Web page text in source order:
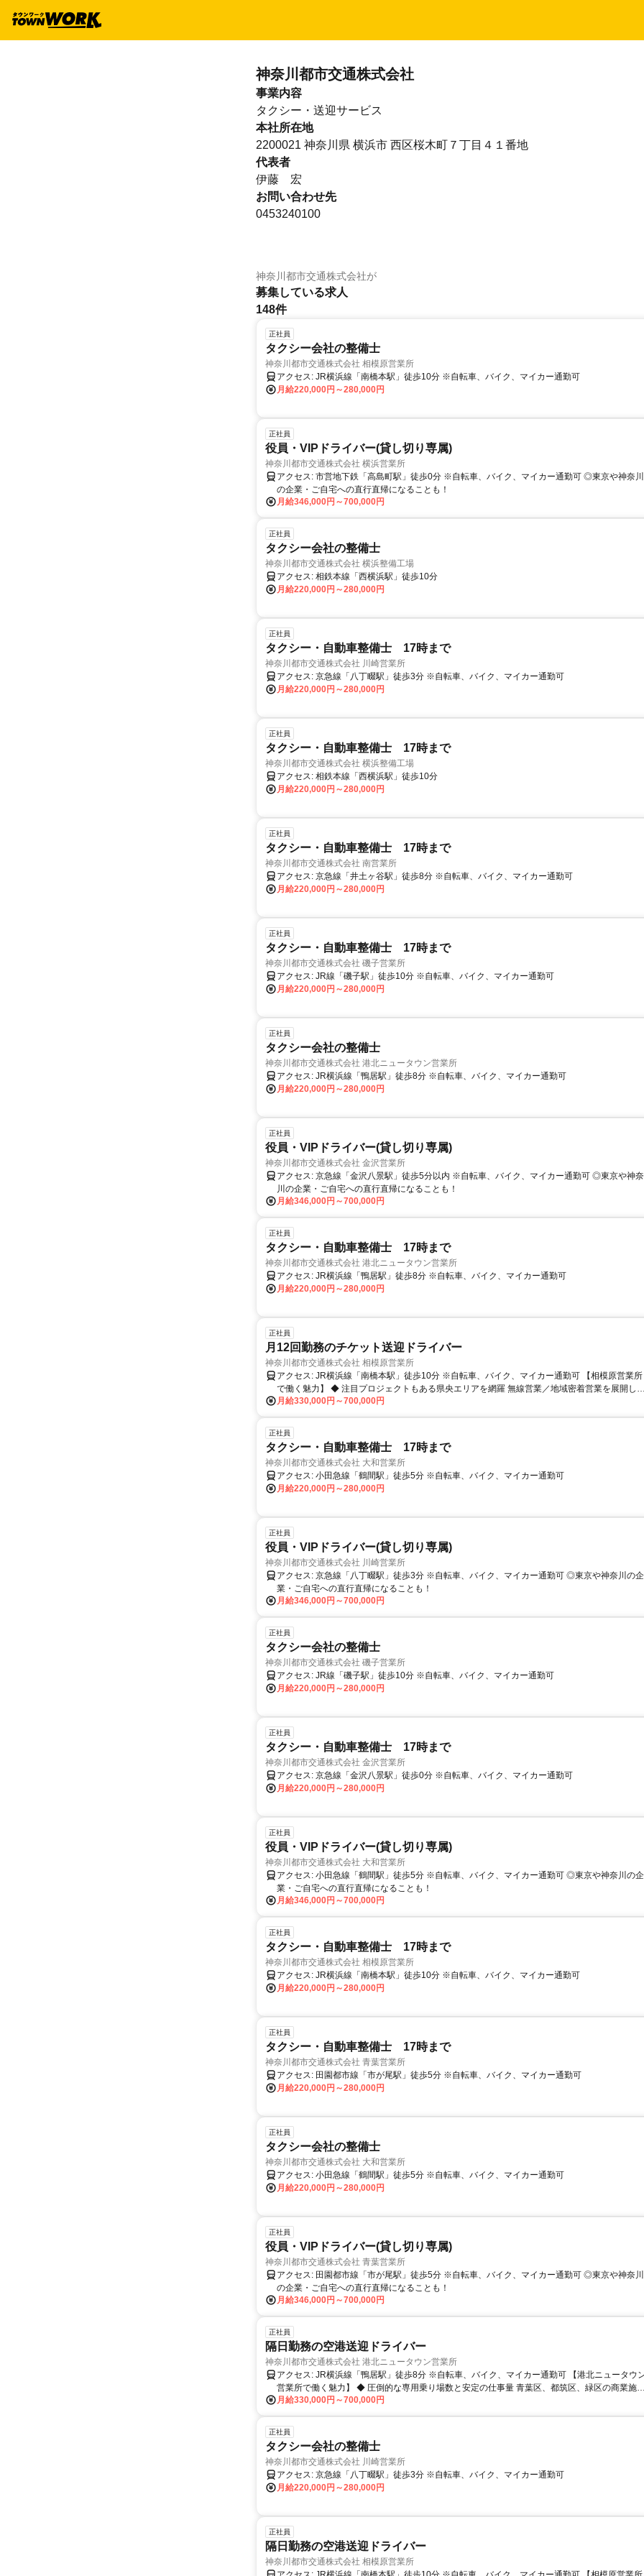
神奈川都市交通株式会社
事業内容
タクシー・送迎サービス
本社所在地
2200021 神奈川県 横浜市 西区桜木町７丁目４１番地
代表者
伊藤 宏
お問い合わせ先
0453240100
神奈川都市交通株式会社が
募集している求人
148件
正社員
タクシー会社の整備士
神奈川都市交通株式会社 相模原営業所
月給220,000円～280,000円
アクセス: JR横浜線「南橋本駅」徒歩10分 ※自転車、バイク、マイカー通勤可
正社員
役員・VIPドライバー(貸し切り専属)
神奈川都市交通株式会社 横浜営業所
月給346,000円～700,000円
アクセス: 市営地下鉄「高島町駅」徒歩0分 ※自転車、バイク、マイカー通勤可 ◎東京や神奈川
の企業・ご自宅への直行直帰になることも！
正社員
タクシー会社の整備士
神奈川都市交通株式会社 横浜整備工場
月給220,000円～280,000円
アクセス: 相鉄本線「西横浜駅」徒歩10分
正社員
タクシー・自動車整備士 17時まで
神奈川都市交通株式会社 川崎営業所
月給220,000円～280,000円
アクセス: 京急線「八丁畷駅」徒歩3分 ※自転車、バイク、マイカー通勤可
正社員
タクシー・自動車整備士 17時まで
神奈川都市交通株式会社 横浜整備工場
月給220,000円～280,000円
アクセス: 相鉄本線「西横浜駅」徒歩10分
正社員
タクシー・自動車整備士 17時まで
神奈川都市交通株式会社 南営業所
月給220,000円～280,000円
アクセス: 京急線「井土ヶ谷駅」徒歩8分 ※自転車、バイク、マイカー通勤可
正社員
タクシー・自動車整備士 17時まで
神奈川都市交通株式会社 磯子営業所
月給220,000円～280,000円
アクセス: JR線「磯子駅」徒歩10分 ※自転車、バイク、マイカー通勤可
正社員
タクシー会社の整備士
神奈川都市交通株式会社 港北ニュータウン営業所
月給220,000円～280,000円
アクセス: JR横浜線「鴨居駅」徒歩8分 ※自転車、バイク、マイカー通勤可
正社員
役員・VIPドライバー(貸し切り専属)
神奈川都市交通株式会社 金沢営業所
月給346,000円～700,000円
アクセス: 京急線「金沢八景駅」徒歩5分以内 ※自転車、バイク、マイカー通勤可 ◎東京や神奈
川の企業・ご自宅への直行直帰になることも！
正社員
タクシー・自動車整備士 17時まで
神奈川都市交通株式会社 港北ニュータウン営業所
月給220,000円～280,000円
アクセス: JR横浜線「鴨居駅」徒歩8分 ※自転車、バイク、マイカー通勤可
正社員
月12回勤務のチケット送迎ドライバー
神奈川都市交通株式会社 相模原営業所
月給330,000円～700,000円
アクセス: JR横浜線「南橋本駅」徒歩10分 ※自転車、バイク、マイカー通勤可 【相模原営業所
で働く魅力】 ◆ 注目プロジェクトもある県央エリアを網羅 無線営業／地域密着営業を展開して
おり、 JR橋本駅、相模原駅、南橋本駅など 県央をメインエリアとして担当します。 駅周辺に
大学が多く、学生の利用も多数！ また、大手企業様に当社の専属乗り場を 数箇所設置していま
す。 リニア関係のお仕事も多数あり、将来性も見込めています。 ◆ 異業種スタートの仲間が活
躍中 現在活躍中の乗務員の前職は、 飲食店スタッフ、工場の製造スタッフ、 葬儀関係など、
業種からの転職者がほとんどです！ 「歩合制でしっかり稼ぎたい」 「子育てと両立したい」な
ど、 それぞれに合った働き方に惹かれて 入社したメンバーが多数活躍しています。 ◆ 多彩なキ
ャリアパス実例 一人ひとりのビジョンに合わせ、将来の選択肢も豊富！ ・プロの乗務員として
現場で長く活躍する道 ・教育担当として後輩の育成に携わる道 ・事務管理職へとジョブチェン
す。
正社員
タクシー・自動車整備士 17時まで
神奈川都市交通株式会社 大和営業所
月給220,000円～280,000円
アクセス: 小田急線「鶴間駅」徒歩5分 ※自転車、バイク、マイカー通勤可
正社員
役員・VIPドライバー(貸し切り専属)
神奈川都市交通株式会社 川崎営業所
月給346,000円～700,000円
アクセス: 京急線「八丁畷駅」徒歩3分 ※自転車、バイク、マイカー通勤可 ◎東京や神奈川の企
業・ご自宅への直行直帰になることも！
正社員
タクシー会社の整備士
神奈川都市交通株式会社 磯子営業所
月給220,000円～280,000円
アクセス: JR線「磯子駅」徒歩10分 ※自転車、バイク、マイカー通勤可
正社員
タクシー・自動車整備士 17時まで
神奈川都市交通株式会社 金沢営業所
月給220,000円～280,000円
アクセス: 京急線「金沢八景駅」徒歩0分 ※自転車、バイク、マイカー通勤可
正社員
役員・VIPドライバー(貸し切り専属)
神奈川都市交通株式会社 大和営業所
月給346,000円～700,000円
アクセス: 小田急線「鶴間駅」徒歩5分 ※自転車、バイク、マイカー通勤可 ◎東京や神奈川の企
業・ご自宅への直行直帰になることも！
正社員
タクシー・自動車整備士 17時まで
神奈川都市交通株式会社 相模原営業所
月給220,000円～280,000円
アクセス: JR横浜線「南橋本駅」徒歩10分 ※自転車、バイク、マイカー通勤可
正社員
タクシー・自動車整備士 17時まで
神奈川都市交通株式会社 青葉営業所
月給220,000円～280,000円
アクセス: 田園都市線「市が尾駅」徒歩5分 ※自転車、バイク、マイカー通勤可
正社員
タクシー会社の整備士
神奈川都市交通株式会社 大和営業所
月給220,000円～280,000円
アクセス: 小田急線「鶴間駅」徒歩5分 ※自転車、バイク、マイカー通勤可
正社員
役員・VIPドライバー(貸し切り専属)
神奈川都市交通株式会社 青葉営業所
月給346,000円～700,000円
アクセス: 田園都市線「市が尾駅」徒歩5分 ※自転車、バイク、マイカー通勤可 ◎東京や神奈川
の企業・ご自宅への直行直帰になることも！
正社員
隔日勤務の空港送迎ドライバー
神奈川都市交通株式会社 港北ニュータウン営業所
月給330,000円～700,000円
アクセス: JR横浜線「鴨居駅」徒歩8分 ※自転車、バイク、マイカー通勤可 【港北ニュータウン
営業所で働く魅力】 ◆ 圧倒的な専用乗り場数と安定の仕事量 青葉区、都筑区、緑区の商業施
設、総合病院、 企業内に、専用乗り場充実！ 田園都市線の各駅に当社専用乗り場あり。 横浜市
港北区綱島・港北区日吉を メインエリアとして担当します。 各大手航空会社客室社員、 運行社
員の羽田空港・成田空港送迎も多数！ 子育てタクシーも運行しています。 ◆ 「ららぽーと横
浜」から徒歩2分 営業所は「ららぽーと横浜」のすぐ目の前！ お仕事帰りに夕飯の買い物や シ
ョッピングを気軽に済ませられる、 とても便利な環境です。 駅からも徒歩15分程度なので、
車で通勤しているメンバーもたくさんいます。 ◆ 安定感を求めて若手や女性が急増中！ ここ数
年ほどで、若手や女性の新しい仲間が急増しています！ 「社歴の長さ」「地域密着の強み」と
いった 当社ならではの安定性があるからこそ、 未経験からでも安心して長く働ける環境です。
正社員
タクシー会社の整備士
神奈川都市交通株式会社 川崎営業所
月給220,000円～280,000円
アクセス: 京急線「八丁畷駅」徒歩3分 ※自転車、バイク、マイカー通勤可
正社員
隔日勤務の空港送迎ドライバー
神奈川都市交通株式会社 相模原営業所